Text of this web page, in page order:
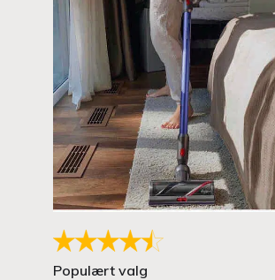
Populært valg